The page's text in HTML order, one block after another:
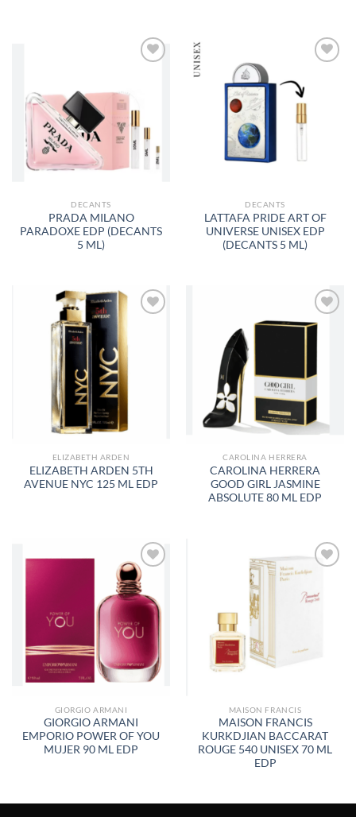
LISTA
DE
DESEOS
DECANTS
PRADA MILANO
PARADOXE EDP (DECANTS
5 ML)
A LA
LISTA
DE
DESEOS
DECANTS
LATTAFA PRIDE ART OF
UNIVERSE UNISEX EDP
(DECANTS 5 ML)
AÑADIR
DESEOS
ELIZABETH ARDEN
ELIZABETH ARDEN 5TH
AVENUE NYC 125 ML EDP
AÑADIR
DESEOS
CAROLINA HERRERA
CAROLINA HERRERA
GOOD GIRL JASMINE
ABSOLUTE 80 ML EDP
AÑADIR
A LA
LISTA
DE
DESEOS
GIORGIO ARMANI
GIORGIO ARMANI
EMPORIO POWER OF YOU
MUJER 90 ML EDP
A LA
MAISON FRANCIS
MAISON FRANCIS
KURKDJIAN BACCARAT
ROUGE 540 UNISEX 70 ML
EDP